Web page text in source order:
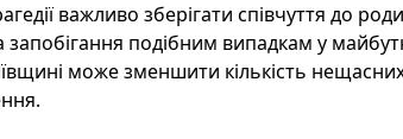
важливо зберігати співчуття до
запобігання подібним випадкам у
може зменшити кількість